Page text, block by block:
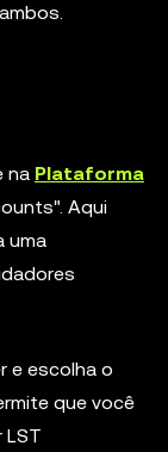
na Plataforma
Aqui
uma
e escolha o
que você